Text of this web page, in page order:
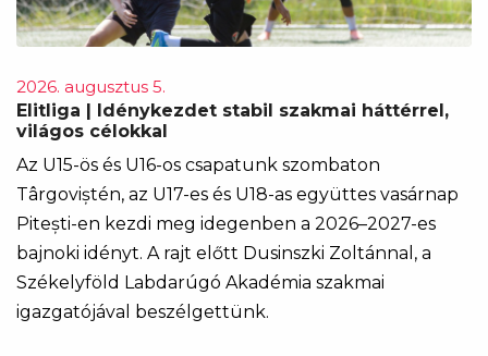
2026. augusztus 5.
Elitliga | Idénykezdet stabil szakmai háttérrel,
világos célokkal
Az U15-ös és U16-os csapatunk szombaton
Târgoviștén, az U17-es és U18-as együttes vasárnap
Pitești-en kezdi meg idegenben a 2026–2027-es
bajnoki idényt. A rajt előtt Dusinszki Zoltánnal, a
Székelyföld Labdarúgó Akadémia szakmai
igazgatójával beszélgettünk.